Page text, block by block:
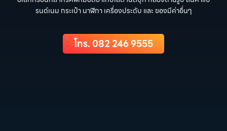
รนด์เนม กระเป๋า นาฬิกา เครื่องประดับ และ ของมีค่าอื่นๆ
โทร. 082 246 9555